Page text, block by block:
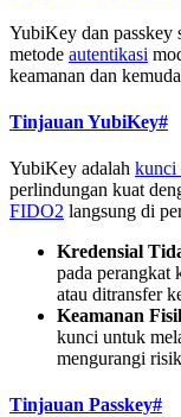
YubiKey dan passkey
metode autentikasi
keamanan dan
Tinjauan YubiKey#
YubiKey adalah kunci
perlindungan kuat
FIDO2 langsung di
Kredensial
pada perangkat
atau ditransfer
Keamanan
kunci untuk
mengurangi
Tinjauan Passkey#